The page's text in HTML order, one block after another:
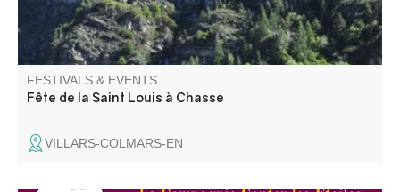
FESTIVALS & EVENTS
Fête de la Saint Louis à Chasse
VILLARS-COLMARS-EN